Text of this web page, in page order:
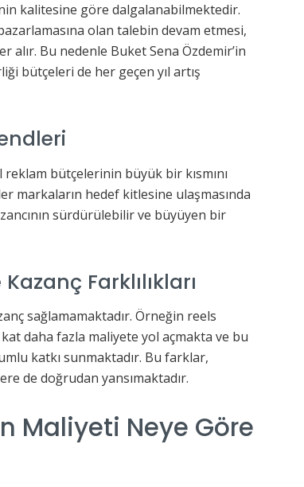
kalitesine göre dalgalanabilmektedir.
olan talebin devam etmesi,
alır. Bu nedenle Buket Sena Özdemir’in
bütçeleri de her geçen yıl artış
reklam bütçelerinin büyük bir kısmını
markaların hedef kitlesine ulaşmasında
sürdürülebilir ve büyüyen bir
Farklılıkları
sağlamamaktadır. Örneğin reels
daha fazla maliyete yol açmakta ve bu
katkı sunmaktadır. Bu farklar,
de doğrudan yansımaktadır.
Maliyeti Neye Göre